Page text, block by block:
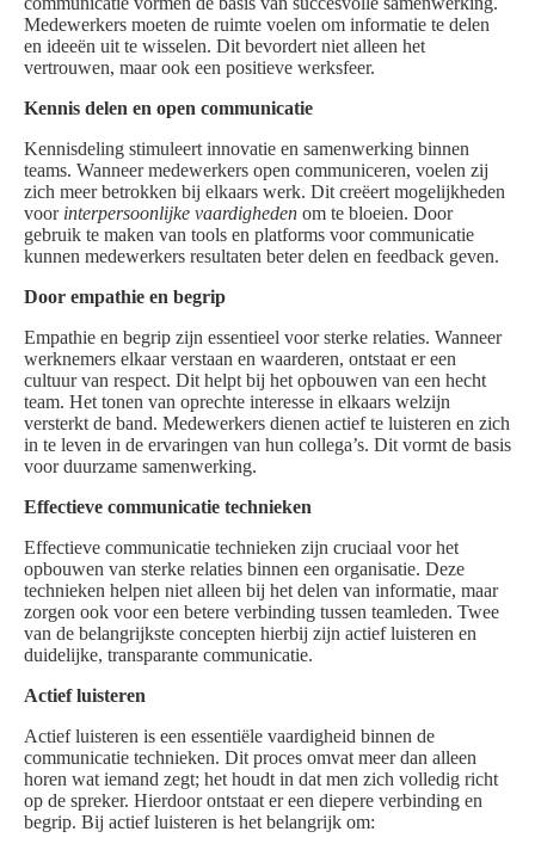
Medewerkers moeten de ruimte voelen om informatie te delen
en ideeën uit te wisselen. Dit bevordert niet alleen het
vertrouwen, maar ook een positieve werksfeer.
Kennis delen en open communicatie
Kennisdeling stimuleert innovatie en samenwerking binnen
teams. Wanneer medewerkers open communiceren, voelen zij
zich meer betrokken bij elkaars werk. Dit creëert mogelijkheden
voor interpersoonlijke vaardigheden om te bloeien. Door
gebruik te maken van tools en platforms voor communicatie
kunnen medewerkers resultaten beter delen en feedback geven.
Door empathie en begrip
Empathie en begrip zijn essentieel voor sterke relaties. Wanneer
werknemers elkaar verstaan en waarderen, ontstaat er een
cultuur van respect. Dit helpt bij het opbouwen van een hecht
team. Het tonen van oprechte interesse in elkaars welzijn
versterkt de band. Medewerkers dienen actief te luisteren en zich
in te leven in de ervaringen van hun collega’s. Dit vormt de basis
voor duurzame samenwerking.
Effectieve communicatie technieken
Effectieve communicatie technieken zijn cruciaal voor het
opbouwen van sterke relaties binnen een organisatie. Deze
technieken helpen niet alleen bij het delen van informatie, maar
zorgen ook voor een betere verbinding tussen teamleden. Twee
van de belangrijkste concepten hierbij zijn actief luisteren en
duidelijke, transparante communicatie.
Actief luisteren
Actief luisteren is een essentiële vaardigheid binnen de
communicatie technieken. Dit proces omvat meer dan alleen
horen wat iemand zegt; het houdt in dat men zich volledig richt
op de spreker. Hierdoor ontstaat er een diepere verbinding en
begrip. Bij actief luisteren is het belangrijk om: